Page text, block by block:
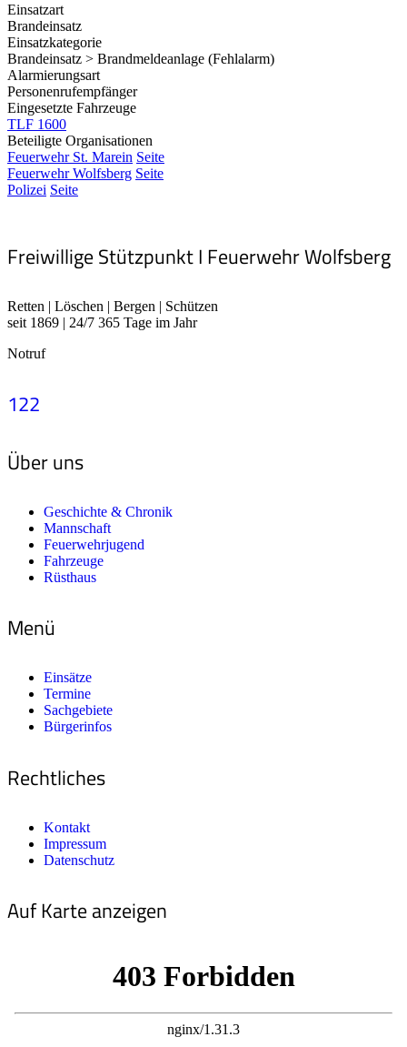
Einsatzart
Brandeinsatz
Einsatzkategorie
Brandeinsatz > Brandmeldeanlage (Fehlalarm)
Alarmierungsart
Personenrufempfänger
Eingesetzte Fahrzeuge
TLF 1600
Beteiligte Organisationen
Feuerwehr St. Marein Seite
Feuerwehr Wolfsberg Seite
Polizei Seite
Freiwillige Stützpunkt I Feuerwehr Wolfsberg
Retten | Löschen | Bergen | Schützen
seit 1869 | 24/7 365 Tage im Jahr
Notruf
122
Über uns
Geschichte & Chronik
Mannschaft
Feuerwehrjugend
Fahrzeuge
Rüsthaus
Menü
Einsätze
Termine
Sachgebiete
Bürgerinfos
Rechtliches
Kontakt
Impressum
Datenschutz
Auf Karte anzeigen